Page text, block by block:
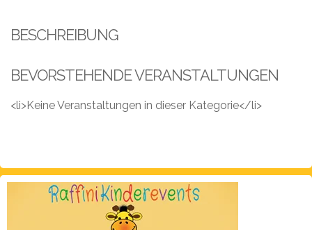
Über
Fotos,
Events
Referenzen
BESCHREIBUNG
BEVORSTEHENDE VERANSTALTUNGEN
<li>Keine Veranstaltungen in dieser Kategorie</li>